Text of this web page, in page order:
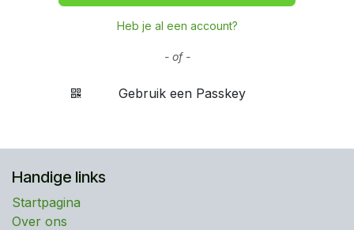
Heb je al een account?
- of -
Gebruik een Passkey
Handige links
Startpagina
Over ons